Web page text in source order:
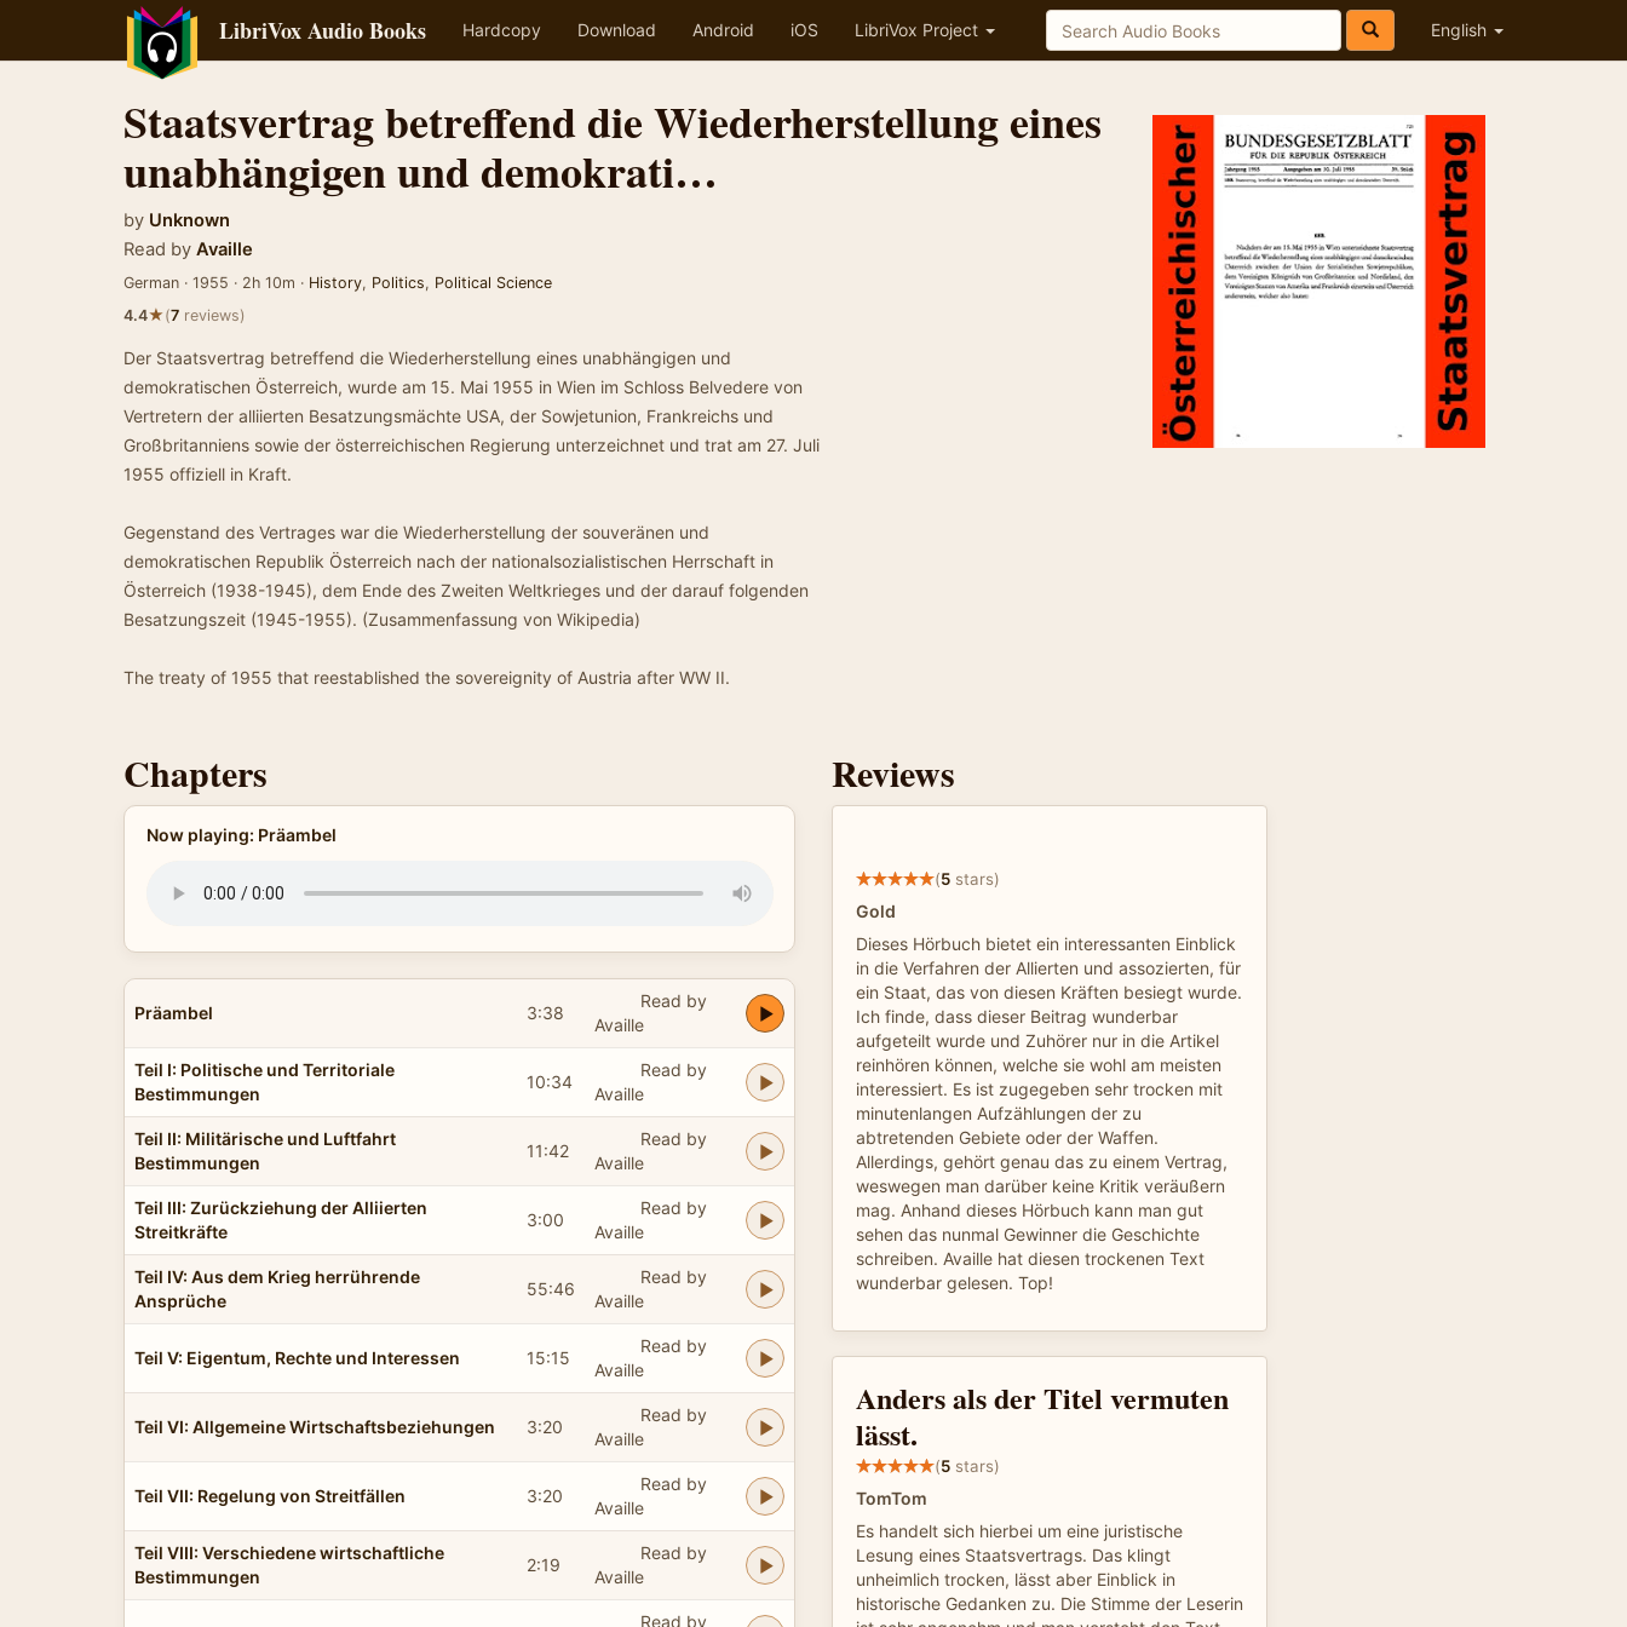
LibriVox Audio Books Hardcopy Download Android iOS LibriVox Project English
Staatsvertrag betreffend die Wiederherstellung eines
unabhängigen und demokrati…
by Unknown
Read by Availle
German · 1955 · 2h 10m · History, Politics, Political Science
4.4★(7 reviews)
Der Staatsvertrag betreffend die Wiederherstellung eines unabhängigen und
demokratischen Österreich, wurde am 15. Mai 1955 in Wien im Schloss Belvedere von
Vertretern der alliierten Besatzungsmächte USA, der Sowjetunion, Frankreichs und
Großbritanniens sowie der österreichischen Regierung unterzeichnet und trat am 27. Juli
1955 offiziell in Kraft.
Gegenstand des Vertrages war die Wiederherstellung der souveränen und
demokratischen Republik Österreich nach der nationalsozialistischen Herrschaft in
Österreich (1938-1945), dem Ende des Zweiten Weltkrieges und der darauf folgenden
Besatzungszeit (1945-1955). (Zusammenfassung von Wikipedia)
The treaty of 1955 that reestablished the sovereignity of Austria after WW II.
Chapters
Now playing: Präambel
Präambel 3:38
Read by
Availle
Teil I: Politische und Territoriale
Bestimmungen
10:34
Read by
Availle
Teil II: Militärische und Luftfahrt
Bestimmungen
11:42
Read by
Availle
Teil III: Zurückziehung der Alliierten
Streitkräfte
3:00
Read by
Availle
Teil IV: Aus dem Krieg herrührende
Ansprüche
55:46
Read by
Availle
Teil V: Eigentum, Rechte und Interessen 15:15
Read by
Availle
Teil VI: Allgemeine Wirtschaftsbeziehungen 3:20
Read by
Availle
Teil VII: Regelung von Streitfällen 3:20
Read by
Availle
Teil VIII: Verschiedene wirtschaftliche
Bestimmungen
2:19
Read by
Availle
Read by
Reviews
(5 stars)
Gold
Dieses Hörbuch bietet ein interessanten Einblick
in die Verfahren der Allierten und assozierten, für
ein Staat, das von diesen Kräften besiegt wurde.
Ich finde, dass dieser Beitrag wunderbar
aufgeteilt wurde und Zuhörer nur in die Artikel
reinhören können, welche sie wohl am meisten
interessiert. Es ist zugegeben sehr trocken mit
minutenlangen Aufzählungen der zu
abtretenden Gebiete oder der Waffen.
Allerdings, gehört genau das zu einem Vertrag,
weswegen man darüber keine Kritik veräußern
mag. Anhand dieses Hörbuch kann man gut
sehen das nunmal Gewinner die Geschichte
schreiben. Availle hat diesen trockenen Text
wunderbar gelesen. Top!
Anders als der Titel vermuten
lässt.
(5 stars)
TomTom
Es handelt sich hierbei um eine juristische
Lesung eines Staatsvertrags. Das klingt
unheimlich trocken, lässt aber Einblick in
historische Gedanken zu. Die Stimme der Leserin